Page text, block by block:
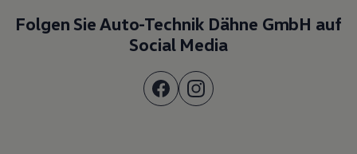
Folgen Sie Auto-Technik Dähne GmbH auf
Social Media